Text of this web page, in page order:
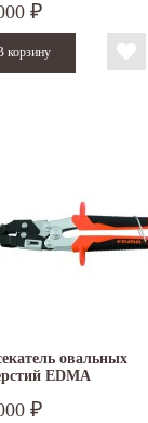
₽
овальных
EDMA
₽